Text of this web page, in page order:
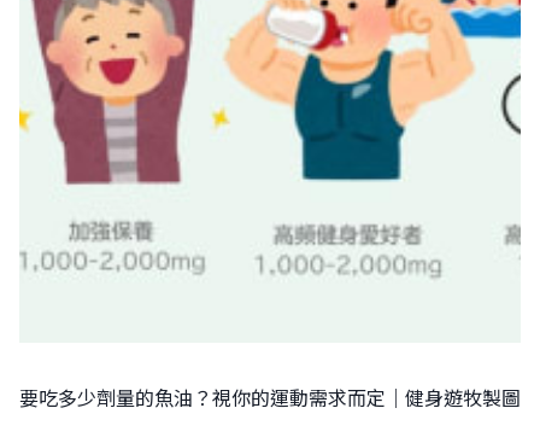
要吃多少劑量的魚油？視你的運動需求而定｜健身遊牧製圖